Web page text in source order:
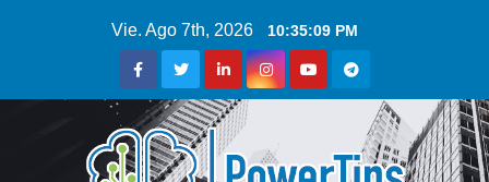
Vie. Ago 7th, 2026 10:35:10 PM